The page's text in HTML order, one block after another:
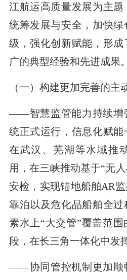
江航运高质量发展为主题
统筹发展与安全，加快
级，强化创新赋能，形
广的典型经验和先进成果。
（一）构建更加完善的主
——智慧监管能力持续增
统正式运行，信息化赋能
在武汉、芜湖等水域推
用，在三峡推动基于“无
安检，实现锚地船舶AR
靠泊以及危化品船舶全
素水上“大交管”覆盖范
段，在长三角一体化中发
——协同管控机制更加顺